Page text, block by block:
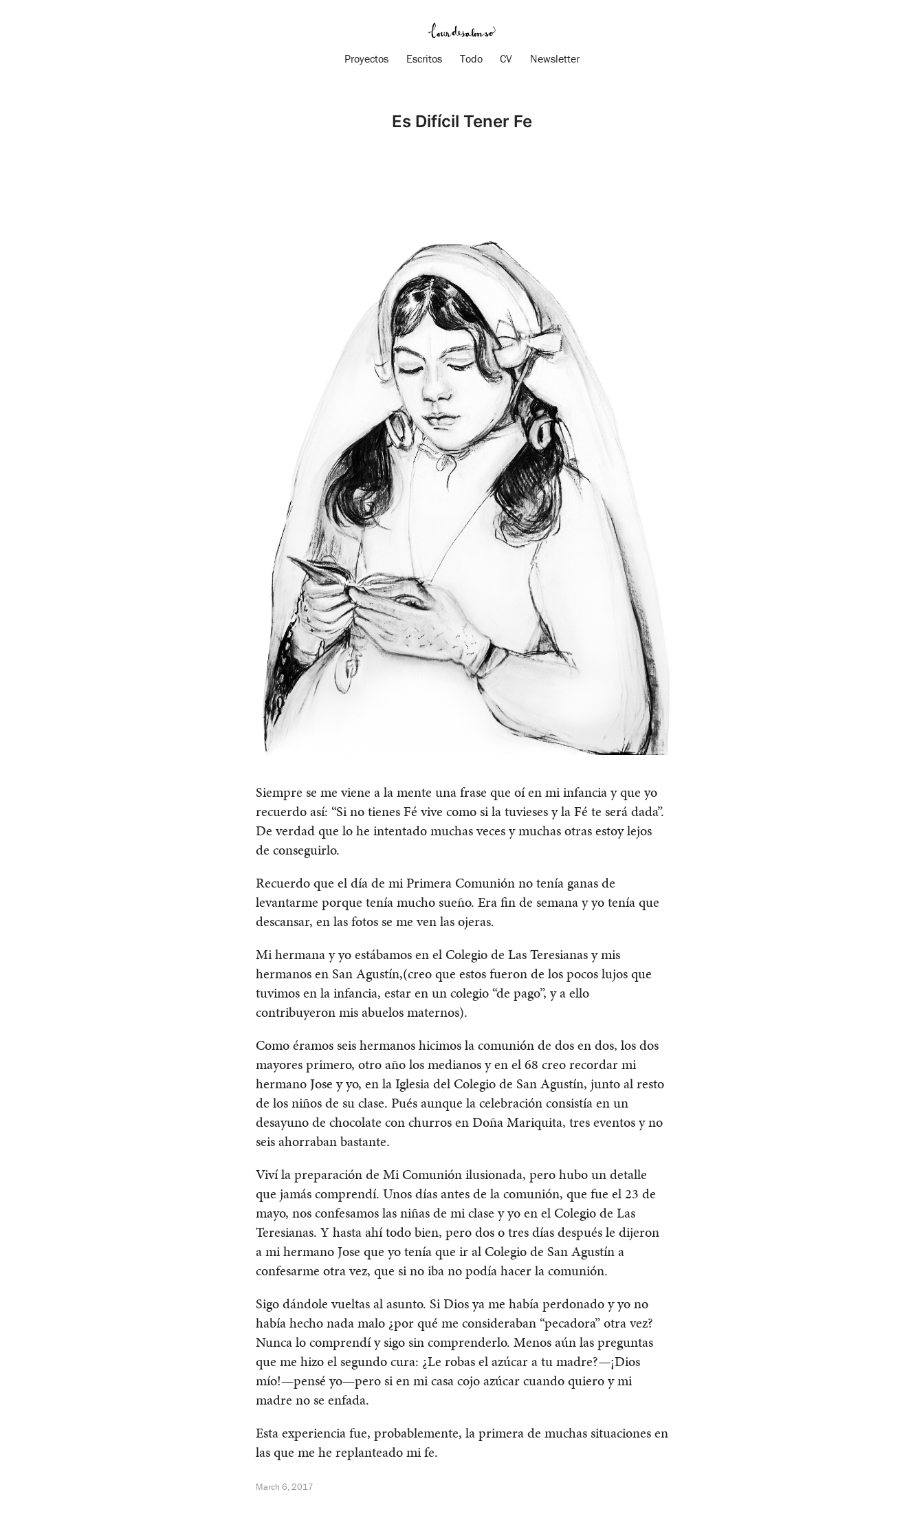
Proyectos Escritos Todo CV Newsletter
Es Difícil Tener Fe
Siempre se me viene a la mente una frase que oí en mi infancia y que yo
recuerdo así: “Si no tienes Fé vive como si la tuvieses y la Fé te será dada”.
De verdad que lo he intentado muchas veces y muchas otras estoy lejos
de conseguirlo.
Recuerdo que el día de mi Primera Comunión no tenía ganas de
levantarme porque tenía mucho sueño. Era fin de semana y yo tenía que
descansar, en las fotos se me ven las ojeras.
Mi hermana y yo estábamos en el Colegio de Las Teresianas y mis
hermanos en San Agustín,(creo que estos fueron de los pocos lujos que
tuvimos en la infancia, estar en un colegio “de pago”, y a ello
contribuyeron mis abuelos maternos).
Como éramos seis hermanos hicimos la comunión de dos en dos, los dos
mayores primero, otro año los medianos y en el 68 creo recordar mi
hermano Jose y yo, en la Iglesia del Colegio de San Agustín, junto al resto
de los niños de su clase. Pués aunque la celebración consistía en un
desayuno de chocolate con churros en Doña Mariquita, tres eventos y no
seis ahorraban bastante.
Viví la preparación de Mi Comunión ilusionada, pero hubo un detalle
que jamás comprendí. Unos días antes de la comunión, que fue el 23 de
mayo, nos confesamos las niñas de mi clase y yo en el Colegio de Las
Teresianas. Y hasta ahí todo bien, pero dos o tres días después le dijeron
a mi hermano Jose que yo tenía que ir al Colegio de San Agustín a
confesarme otra vez, que si no iba no podía hacer la comunión.
Sigo dándole vueltas al asunto. Si Dios ya me había perdonado y yo no
había hecho nada malo ¿por qué me consideraban “pecadora” otra vez?
Nunca lo comprendí y sigo sin comprenderlo. Menos aún las preguntas
que me hizo el segundo cura: ¿Le robas el azúcar a tu madre?—¡Dios
mío!—pensé yo—pero si en mi casa cojo azúcar cuando quiero y mi
madre no se enfada.
Esta experiencia fue, probablemente, la primera de muchas situaciones en
las que me he replanteado mi fe.
March 6, 2017